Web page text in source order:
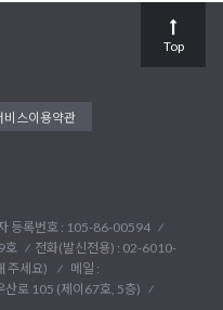
비스이용약관
등록번호 : 105-86-00594
호
전화(발신전용) : 02-6010-
주세요)
메일 :
산로 105 (제이67호, 5층)
Top